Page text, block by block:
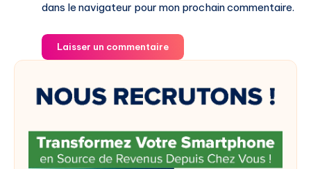
dans le navigateur pour mon prochain commentaire.
Laisser un commentaire